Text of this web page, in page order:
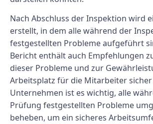
Nach Abschluss der Inspektion wird
erstellt, in dem alle während der
festgestellten Probleme aufgeführt
Bericht enthält auch Empfehlungen
dieser Probleme und zur
Arbeitsplatz für die Mitarbeiter sicher
Unternehmen ist es wichtig, alle
Prüfung festgestellten Probleme
beheben, um ein sicheres